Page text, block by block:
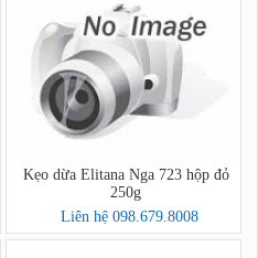
Kẹo dừa Elitana Nga 723 hộp đỏ
250g
Liên hệ 098.679.8008